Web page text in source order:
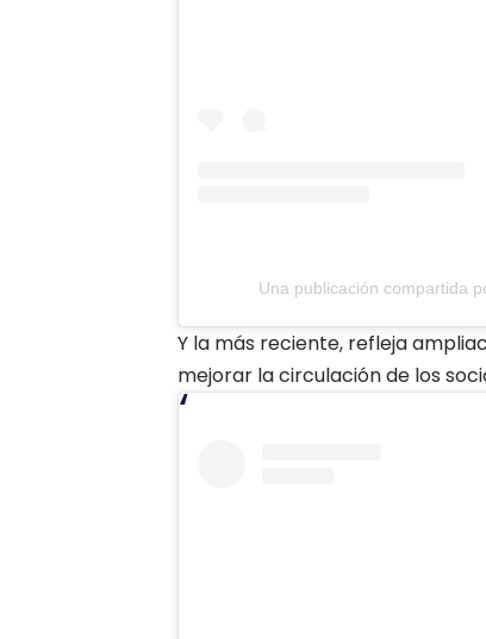
Una publicación compartida
Y la más reciente, refleja
mejorar la circulación de los